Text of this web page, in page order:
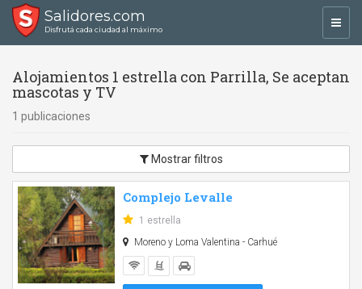
Salidores.com
Disfrutá cada ciudad al máximo
Alojamientos 1 estrella con Parrilla, Se aceptan
mascotas y TV
1 publicaciones
Mostrar filtros
Complejo Levalle
1 estrella
Moreno y Loma Valentina - Carhué